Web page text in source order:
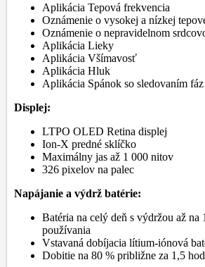
Aplikácia Tepová frekvencia
Oznámenie o vysokej a nízkej
Oznámenie o nepravidelnom
Aplikácia Lieky
Aplikácia Všímavosť
Aplikácia Hluk
Aplikácia Spánok so sledovaním fáz
Displej:
LTPO OLED Retina displej
Ion-X predné sklíčko
Maximálny jas až 1 000 nitov
326 pixelov na palec
Napájanie a výdrž batérie:
Batéria na celý deň s výdržou až na
používania
Vstavaná dobíjacia lítium-iónová
Dobitie na 80 % približne za 1,5